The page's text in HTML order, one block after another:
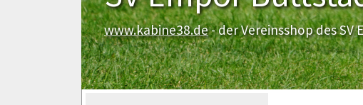
www.kabine38.de- der Vereinsshop des